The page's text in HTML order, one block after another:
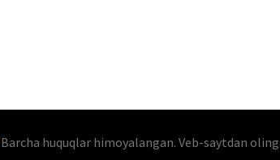
Barcha huquqlar himoyalangan. Veb-saytdan